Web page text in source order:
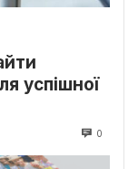
успішної
0